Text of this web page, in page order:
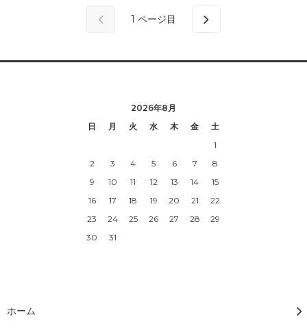
1 ページ目
2026年8月
日
月 火 水 木 金
土
1
2
3 4 5 6 7
8
9
10 11 12 13 14
15
16
17 18 19 20 21
22
23
24 25 26 27 28
29
30
31
ホーム